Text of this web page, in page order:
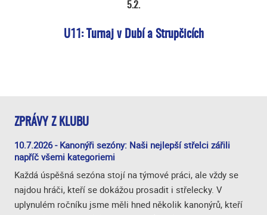
5.2.
U11: Turnaj v Dubí a Strupčicích
ZPRÁVY Z KLUBU
10.7.2026 - Kanonýři sezóny: Naši nejlepší střelci zářili
napříč všemi kategoriemi
Každá úspěšná sezóna stojí na týmové práci, ale vždy se
najdou hráči, kteří se dokážou prosadit i střelecky. V
uplynulém ročníku jsme měli hned několik kanonýrů, kteří